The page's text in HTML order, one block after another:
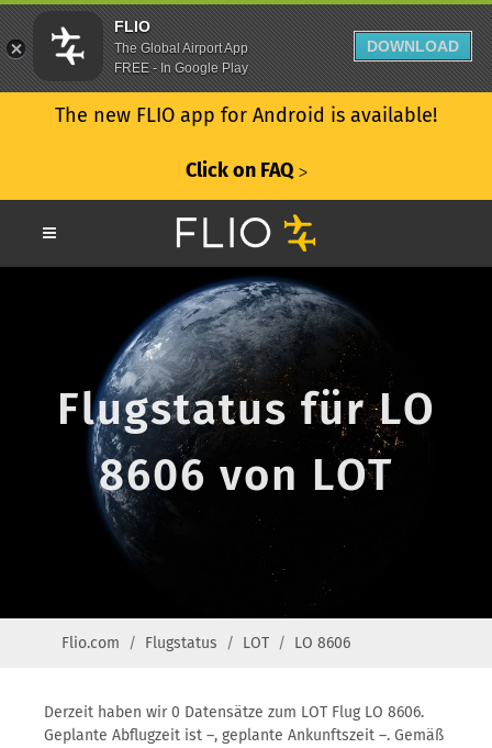
The new FLIO app for Android is available!
Click on FAQ ᐳ
Flugstatus für LO
8606 von LOT
Flio.com Flugstatus LOT LO 8606
Derzeit haben wir 0 Datensätze zum LOT Flug LO 8606.
Geplante Abflugzeit ist –, geplante Ankunftszeit –. Gemäß
FLIO
The Global Airport App
FREE - In Google Play
DOWNLOAD